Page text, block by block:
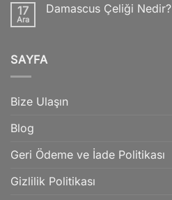
İmalatında
17
Ara
Damascus Çeliği Nedir?
Nedir?
SAYFA
Bize Ulaşın
Blog
Geri Ödeme ve İade Politikası
Gizlilik Politikası